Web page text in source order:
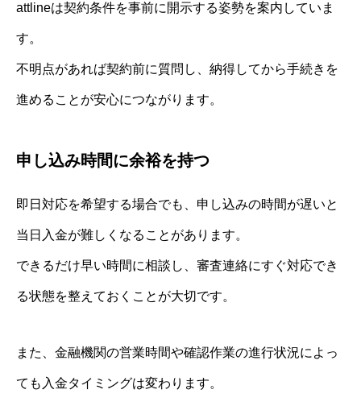
attlineは契約条件を事前に開示する姿勢を案内していま
す。
不明点があれば契約前に質問し、納得してから手続きを
進めることが安心につながります。
申し込み時間に余裕を持つ
即日対応を希望する場合でも、申し込みの時間が遅いと
当日入金が難しくなることがあります。
できるだけ早い時間に相談し、審査連絡にすぐ対応でき
る状態を整えておくことが大切です。
また、金融機関の営業時間や確認作業の進行状況によっ
ても入金タイミングは変わります。